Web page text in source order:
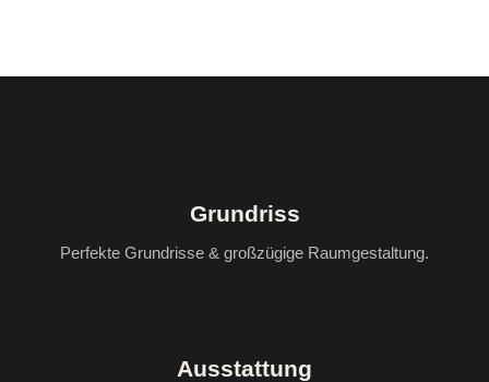
Grundriss
Perfekte Grundrisse & großzügige Raumgestaltung.
Ausstattung